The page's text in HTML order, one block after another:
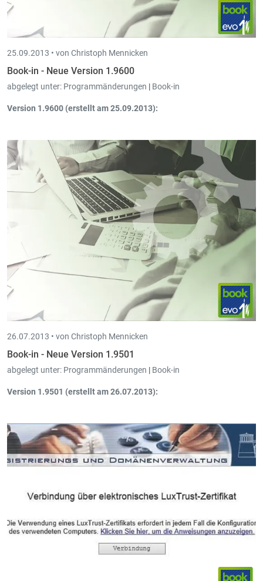
25.09.2013 • von Christoph Mennicken
Book-in - Neue Version 1.9600
abgelegt unter: Programmänderungen | Book-in
Version 1.9600 (erstellt am 25.09.2013):
Die bisherigen Domizilierungsnummern müssen in neue
Mandate umgewandelt werden. Die nötige Datei erhalten Sie bei
Ihrer Bank. Intec kann Ihnen bei der Umwandlung
behilflich
sein.
26.07.2013 • von Christoph Mennicken
Book-in - Neue Version 1.9501
abgelegt unter: Programmänderungen | Book-in
Version 1.9501 (erstellt am 26.07.2013):
hängen